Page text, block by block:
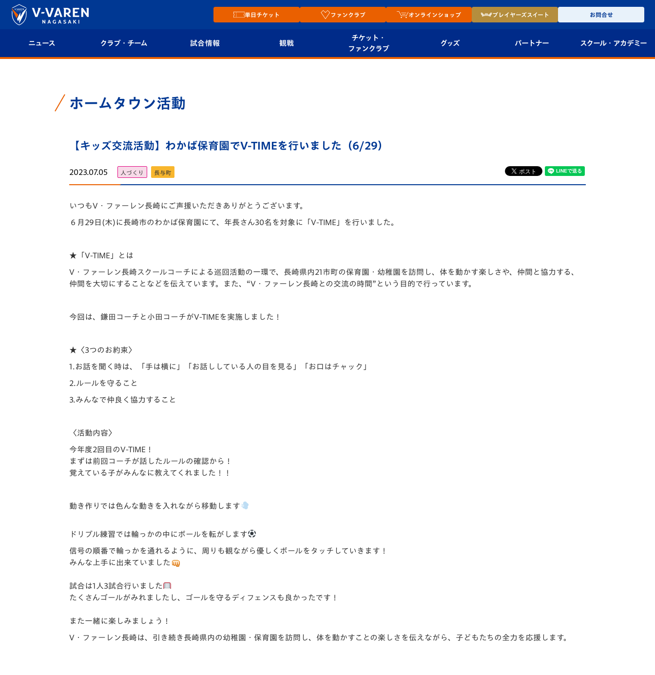
単日チケット ファンクラブ オンラインショップ プレイヤーズスイート お問合せ
ニュース クラブ・チーム
エンブレム紹介
選手プロフィール
マスコット紹介
クラブハウス（練習
場）
ホームタウン活動
試合情報
U-21 Jリーグ関連
フォトギャラリー
観戦
V-EXPRESS（ユニフ
チケット・
ファンクラブ
V-LOVERS（ファン
クラブ）
グッズ パートナー スクール・ アカデミー
スクール
ホームタウン活動
【キッズ交流活動】わかば保育園でV-TIMEを行いました（6/29）
2023.07.05 人づくり 長与町
いつもV・ ファーレン長崎にご声援いただきありがとうございます。
６月29日(木)に長崎市のわかば保育園にて、年長さん30名を対象に「V-TIME」 を行いました。
★「V-TIME」とは
V・ファーレン長崎スクールコーチによる巡回活動の一環で、 長崎県内21市町の保育園・幼稚園を訪問し、 体を動かす楽しさや、仲間と協力する、
仲間を大切にすることなどを伝えています。また、“V・ ファーレン長崎との交流の時間”という目的で行っています。
今回は、鎌田コーチと小田コーチがV-TIMEを実施しました！
★〈3つのお約束〉
1.お話を聞く時は、「手は横に」「 お話ししている人の目を見る」「お口はチャック」
2.ルールを守ること
3.みんなで仲良く協力すること
〈活動内容〉
今年度2回目のV-TIME！
まずは前回コーチが話したルールの確認から！
覚えている子がみんなに教えてくれました！！
動き作りでは色んな動きを入れながら移動します
ドリブル練習では輪っかの中にボールを転がします
信号の順番で輪っかを通れるように、周りも観ながら優しくボールをタッチしていきます！
みんな上手に出来ていました
試合は1人3試合行いました
たくさんゴールがみれましたし、ゴールを守るディフェンスも良か ったです！
また一緒に楽しみましょう！
V・ファーレン長崎は、引き続き長崎県内の幼稚園・ 保育園を訪問し、体を動かすことの楽しさを伝えながら、 子どもたちの全力を応援します。